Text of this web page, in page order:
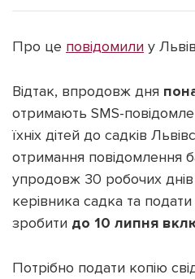
Наші соц мережі
Підтримати
Про це повідомили у
Відтак, впродовж дня
отримають SMS-
їхніх дітей до садків
отримання повідомлення
упродовж 30 робочих
керівника садка та
зробити до 10 липня
Потрібно подати копію